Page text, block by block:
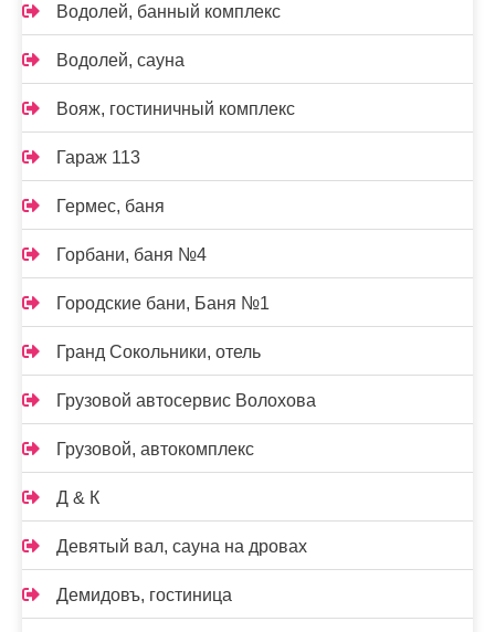
Водолей, банный комплекс
Водолей, сауна
Вояж, гостиничный комплекс
Гараж 113
Гермес, баня
Горбани, баня №4
Городские бани, Баня №1
Гранд Сокольники, отель
Грузовой автосервис Волохова
Грузовой, автокомплекс
Д & К
Девятый вал, сауна на дровах
Демидовъ, гостиница